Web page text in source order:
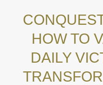
HOW TO
DAILY